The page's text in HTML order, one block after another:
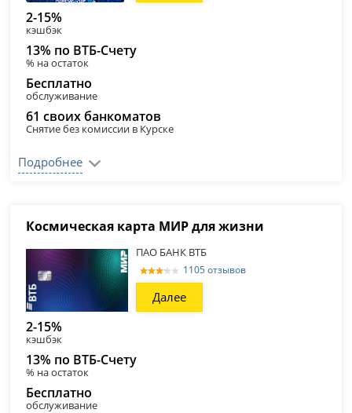
2-15%
кэшбэк
13% по ВТБ-Счету
% на остаток
Бесплатно
обслуживание
61 своих банкоматов
Снятие без комиссии в Курске
Подробнее
Космическая карта МИР для жизни
ПАО БАНК ВТБ
1105 отзывов
Далее
2-15%
кэшбэк
13% по ВТБ-Счету
% на остаток
Бесплатно
обслуживание